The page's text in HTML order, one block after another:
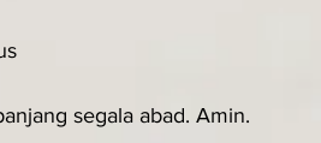
segala abad. Amin.